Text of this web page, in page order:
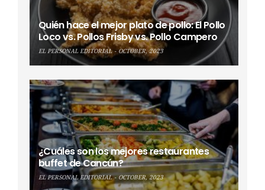
Quién hace el mejor plato de pollo: El Pollo
Loco vs. Pollos Frisby vs. Pollo Campero
EL PERSONAL EDITORIAL OCTOBER, 2023
¿Cuáles son los mejores restaurantes
buffet de Cancún?
EL PERSONAL EDITORIAL OCTOBER, 2023